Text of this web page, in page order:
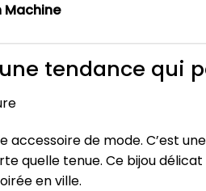
Machine
tendance qui
accessoire de mode. C’est
quelle tenue. Ce bijou
en ville.